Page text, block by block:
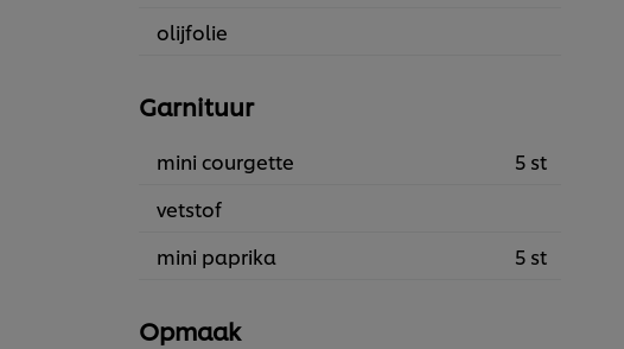
olijfolie
Garnituur
mini courgette
5 st
vetstof
mini paprika
5 st
Opmaak